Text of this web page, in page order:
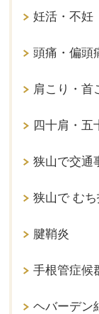
妊活・不妊
頭痛・偏頭
肩こり・首
四十肩・五
狭山で交通
狭山で む
腱鞘炎
手根管症候
ヘバーデン